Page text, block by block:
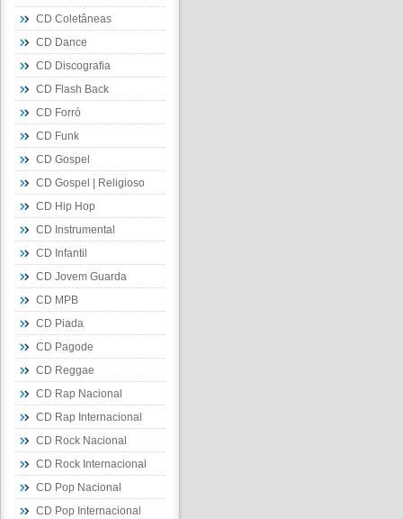
CD Coletâneas
CD Dance
CD Discografia
CD Flash Back
CD Forró
CD Funk
CD Gospel
CD Gospel | Religioso
CD Hip Hop
CD Instrumental
CD Infantil
CD Jovem Guarda
CD MPB
CD Piada
CD Pagode
CD Reggae
CD Rap Nacional
CD Rap Internacional
CD Rock Nacional
CD Rock Internacional
CD Pop Nacional
CD Pop Internacional